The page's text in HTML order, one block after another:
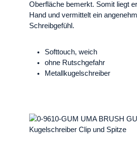
Oberfläche bemerkt. Somit liegt
Hand und vermittelt ein
Schreibgefühl.
Softtouch, weich
ohne Rutschgefahr
Metallkugelschreiber